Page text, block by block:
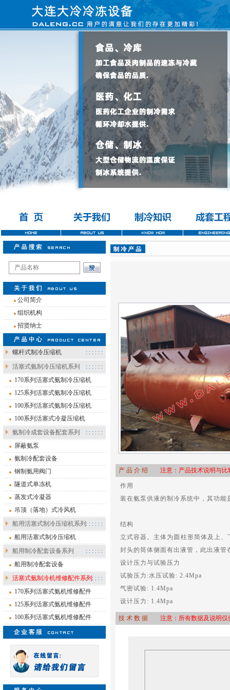
公司简介
组织机构
招贤纳士
螺杆式制冷压缩机
活塞式氨制冷压缩机系列
170系列活塞式氨制冷压缩机
125系列活塞式氨制冷压缩机
100系列活塞式氨制冷压缩机
100系列活塞式冷凝压缩机
氨制冷成套设备配套系列
屏蔽氨泵
氨制冷配套设备
钢制氨用阀门
隧道式单冻机
蒸发式冷凝器
吊顶（落地）式冷风机
船用活塞式制冷压缩机系列
船用活塞式制冷压缩机
船用制冷配套设备系列
船用制冷配套设备
活塞式氨制冷机维修配件系列
170系列活塞式氨机维修配件
125系列活塞式氨机维修配件
100系列活塞式氨机维修配件
产 品 介 绍 注意：产品技术说明与比较
作用
装在氨泵供液的制冷系统中，其功
结构
立式容器。主体为圆柱形简体及上
封头的筒体侧面有出液管，此出液
设计压力与试验压力
试验压力:水压试验: 2.4Mpa
气密试验: 1.4Mpa
设计压力: 1.4Mpa
技 术 数 据注意：所有数据及说明仅供